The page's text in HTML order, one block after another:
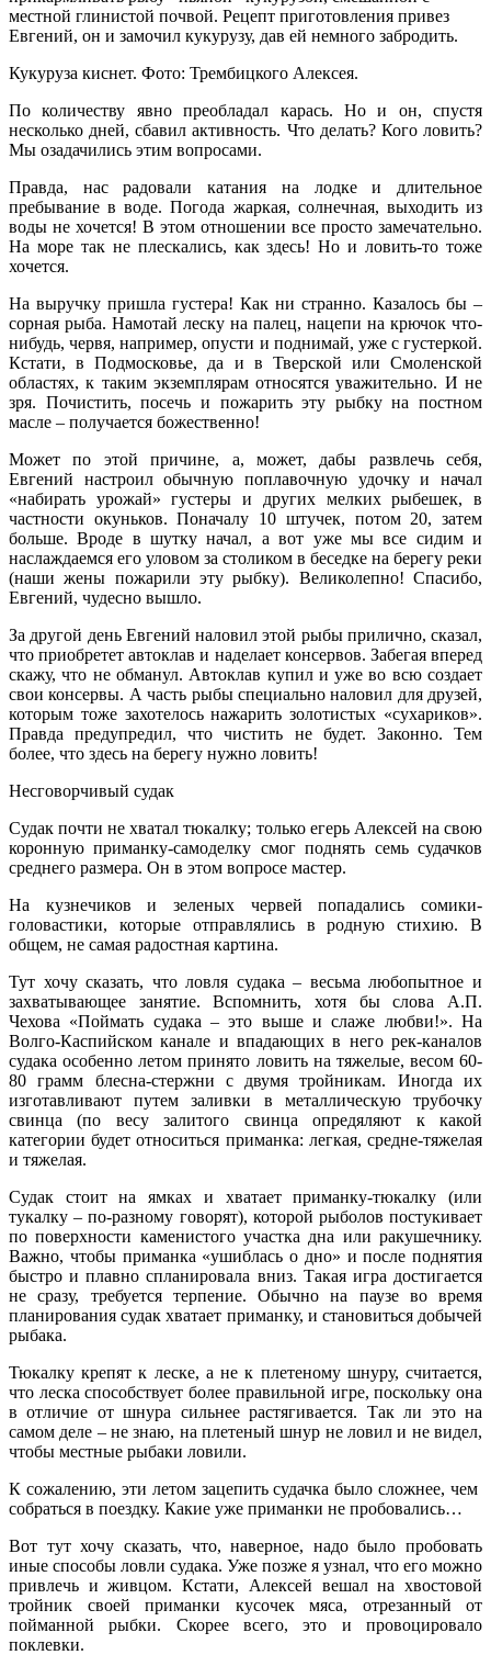
Кукуруза киснет. Фото: Трембицкого Алексея.
По количеству явно преобладал карась. Но и он, спустя
несколько дней, сбавил активность. Что делать? Кого ловить?
Мы озадачились этим вопросами.
Правда, нас радовали катания на лодке и длительное
пребывание в воде. Погода жаркая, солнечная, выходить из
воды не хочется! В этом отношении все просто замечательно.
На море так не плескались, как здесь! Но и ловить-то тоже
хочется.
На выручку пришла густера! Как ни странно. Казалось бы –
сорная рыба. Намотай леску на палец, нацепи на крючок что-
нибудь, червя, например, опусти и поднимай, уже с густеркой.
Кстати, в Подмосковье, да и в Тверской или Смоленской
областях, к таким экземплярам относятся уважительно. И не
зря. Почистить, посечь и пожарить эту рыбку на постном
масле – получается божественно!
Может по этой причине, а, может, дабы развлечь себя,
Евгений настроил обычную поплавочную удочку и начал
«набирать урожай» густеры и других мелких рыбешек, в
частности окуньков. Поначалу 10 штучек, потом 20, затем
больше. Вроде в шутку начал, а вот уже мы все сидим и
наслаждаемся его уловом за столиком в беседке на берегу реки
(наши жены пожарили эту рыбку). Великолепно! Спасибо,
Евгений, чудесно вышло.
За другой день Евгений наловил этой рыбы прилично, сказал,
что приобретет автоклав и наделает консервов. Забегая вперед
скажу, что не обманул. Автоклав купил и уже во всю создает
свои консервы. А часть рыбы специально наловил для друзей,
которым тоже захотелось нажарить золотистых «сухариков».
Правда предупредил, что чистить не будет. Законно. Тем
более, что здесь на берегу нужно ловить!
Несговорчивый судак
Судак почти не хватал тюкалку; только егерь Алексей на свою
коронную приманку-самоделку смог поднять семь судачков
среднего размера. Он в этом вопросе мастер.
На кузнечиков и зеленых червей попадались сомики-
головастики, которые отправлялись в родную стихию. В
общем, не самая радостная картина.
Тут хочу сказать, что ловля судака – весьма любопытное и
захватывающее занятие. Вспомнить, хотя бы слова А.П.
Чехова «Поймать судака – это выше и слаже любви!». На
Волго-Каспийском канале и впадающих в него рек-каналов
судака особенно летом принято ловить на тяжелые, весом 60-
80 грамм блесна-стержни с двумя тройникам. Иногда их
изготавливают путем заливки в металлическую трубочку
свинца (по весу залитого свинца опредяляют к какой
категории будет относиться приманка: легкая, средне-тяжелая
и тяжелая.
Судак стоит на ямках и хватает приманку-тюкалку (или
тукалку – по-разному говорят), которой рыболов постукивает
по поверхности каменистого участка дна или ракушечнику.
Важно, чтобы приманка «ушиблась о дно» и после поднятия
быстро и плавно спланировала вниз. Такая игра достигается
не сразу, требуется терпение. Обычно на паузе во время
планирования судак хватает приманку, и становиться добычей
рыбака.
Тюкалку крепят к леске, а не к плетеному шнуру, считается,
что леска способствует более правильной игре, поскольку она
в отличие от шнура сильнее растягивается. Так ли это на
самом деле – не знаю, на плетеный шнур не ловил и не видел,
чтобы местные рыбаки ловили.
К сожалению, эти летом зацепить судачка было сложнее, чем
собраться в поездку. Какие уже приманки не пробовались…
Вот тут хочу сказать, что, наверное, надо было пробовать
иные способы ловли судака. Уже позже я узнал, что его можно
привлечь и живцом. Кстати, Алексей вешал на хвостовой
тройник своей приманки кусочек мяса, отрезанный от
пойманной рыбки. Скорее всего, это и провоцировало
поклевки.